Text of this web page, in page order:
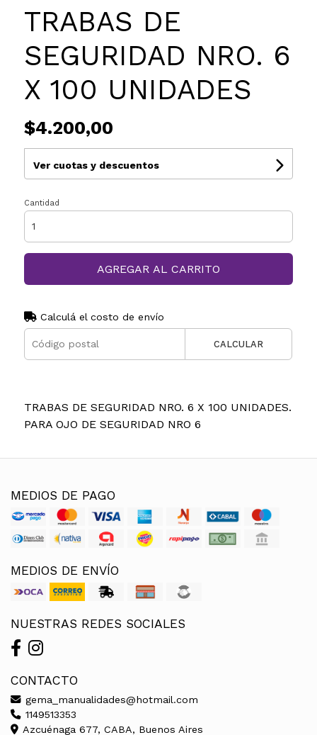
TRABAS DE
SEGURIDAD NRO. 6
X 100 UNIDADES
$4.200,00
Ver cuotas y descuentos
Cantidad
AGREGAR AL CARRITO
Calculá el costo de envío
CALCULAR
TRABAS DE SEGURIDAD NRO. 6 X 100 UNIDADES.
PARA OJO DE SEGURIDAD NRO 6
MEDIOS DE PAGO
MEDIOS DE ENVÍO
NUESTRAS REDES SOCIALES
CONTACTO
gema_manualidades@hotmail.com
1149513353
Azcuénaga 677, CABA, Buenos Aires